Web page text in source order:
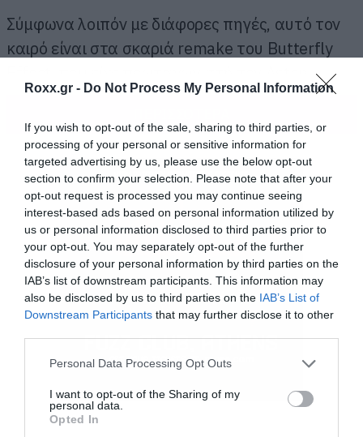
Roxx.gr - Do Not Process My Personal Information
If you wish to opt-out of the sale, sharing to third parties, or
processing of your personal or sensitive information for
targeted advertising by us, please use the below opt-out
section to confirm your selection. Please note that after your
opt-out request is processed you may continue seeing
interest-based ads based on personal information utilized by
us or personal information disclosed to third parties prior to
your opt-out. You may separately opt-out of the further
disclosure of your personal information by third parties on the
IAB’s list of downstream participants. This information may
also be disclosed by us to third parties on the IAB’s List of
Downstream Participants that may further disclose it to other
Please note that this website/app uses one or more Google
not limited to your visit or usage behaviour. You may click to
grant or deny consent to Google and its third-party tags to
use your data for below specified purposes in below Google
Personal Data Processing Opt Outs
I want to opt-out of the Sharing of my
personal data.
Opted In
Σύμφωνα λοιπόν με διάφορες πηγές, αυτό τον
καιρό είναι στα σκαριά remake του Butterfly
Kutcher και πρωτοβγήκε στις αίθουσες το
2004. Ούτε 9 χρόνια πριν δηλαδή. Το ρεπορτάζ
λέει ότι ο σεναριογράφος και σκηνοθέτης της
πρώτης ταινίας Eric Bress είναι αυτός που
ετοιμάζει και το remake.